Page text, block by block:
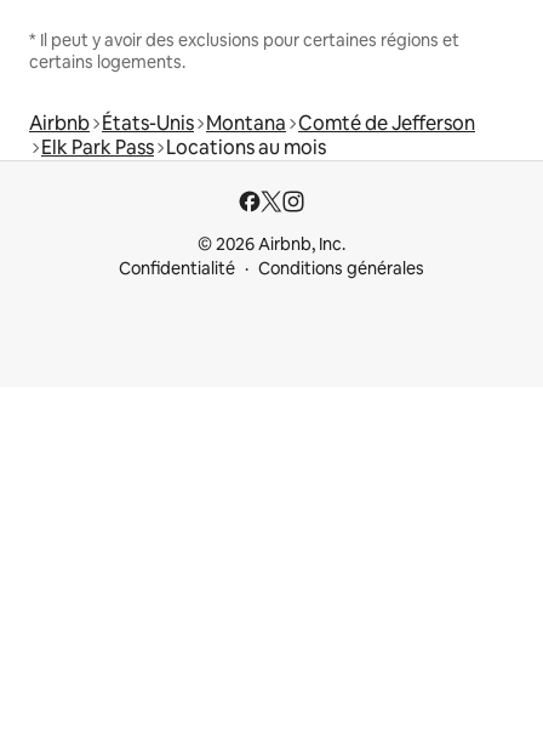
* Il peut y avoir des exclusions pour certaines régions et
certains logements.
Airbnb États-Unis Montana Comté de Jefferson
Elk Park Pass Locations au mois
© 2026 Airbnb, Inc.
Confidentialité
Conditions générales